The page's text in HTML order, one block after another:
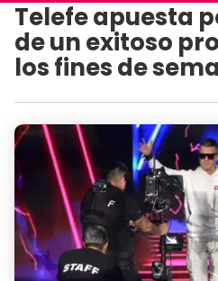
Telefe apuesta
de un exitoso
los fines de